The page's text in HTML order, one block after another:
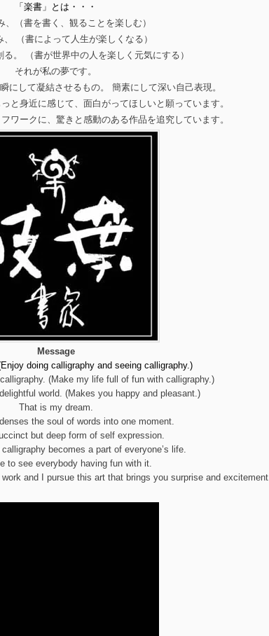
「楽書」とは・・・
、（書を書く、観ることを楽しむ）
、 （書によって人生が楽しくなる）
。 （書が世界中の人を楽しく元気にする）
それが私の夢です。
にして凝結させるもの。 簡素にして深い自己表現。
と身近に感じて、面白がってほしいと願っています。
ワークに、驚きと感動のある作品を追究しています。
Message
doing calligraphy and seeing calligraphy.)
(Make my life full of fun with calligraphy.)
world. (Makes you happy and pleasant.)
That is my dream.
the soul of words into one moment.
but deep form of self expression.
becomes a part of everyone’s life.
to see everybody having fun with it.
and I pursue this art that brings you surprise and excitement.